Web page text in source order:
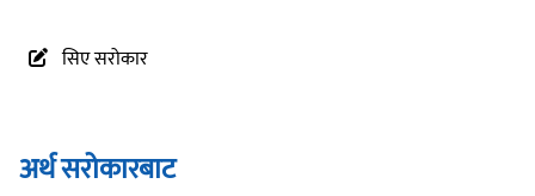
सिए सरोकार
अर्थ सरोकारबाट